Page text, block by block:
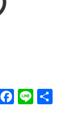
X Line